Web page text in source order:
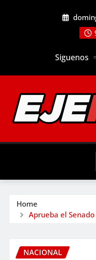
Siguenos
Home
Aprueba el
NACIONAL